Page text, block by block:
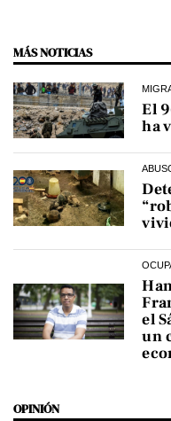
MÁS NOTICIAS
El
ha
el
un
OPINIÓN